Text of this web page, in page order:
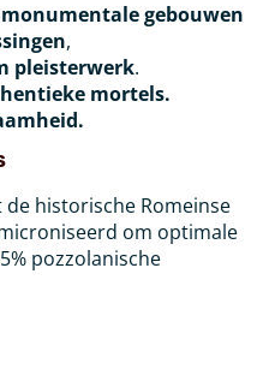
gebouwen
,
pleisterwerk.
mortels.
historische Romeinse
om optimale
pozzolanische